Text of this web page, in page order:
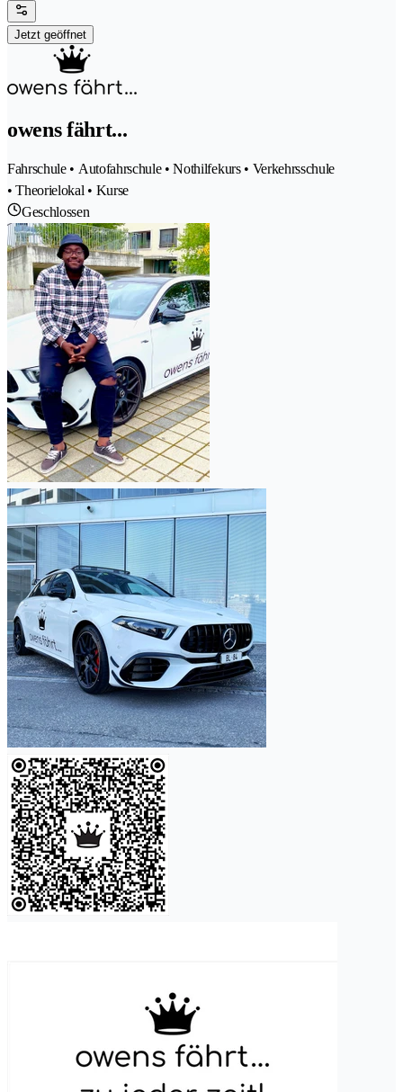
Jetzt geöffnet
owens fährt...
Fahrschule • Autofahrschule • Nothilfekurs • Verkehrsschule
• Theorielokal • Kurse
Geschlossen